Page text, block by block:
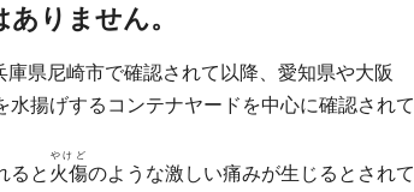
りません。
県尼崎市で確認されて以降、愛知県や大阪
揚げするコンテナヤードを中心に確認されて
ると 火傷
やけど
のような激しい痛みが生じるとされて